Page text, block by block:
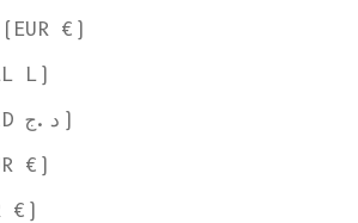
€)
L)
Algérie (DZD د.ج)
€)
€)